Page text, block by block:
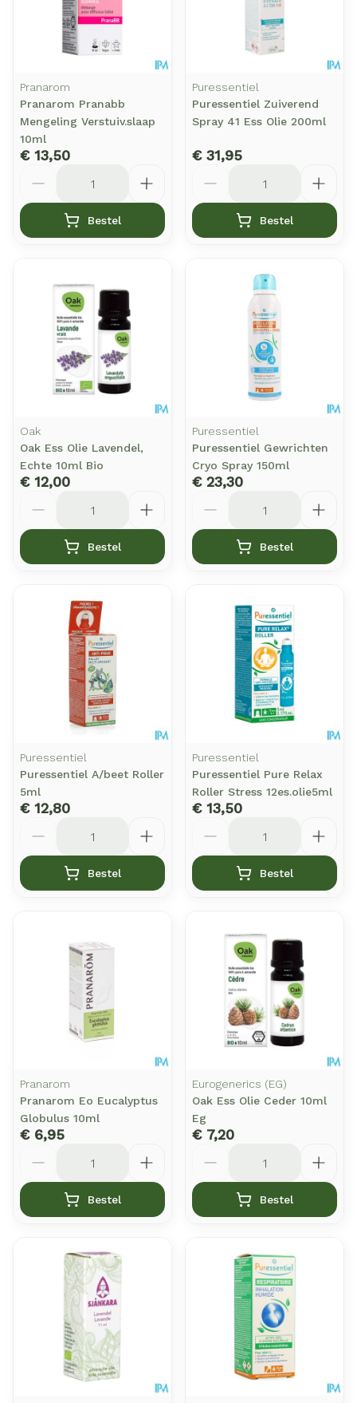
Pranarom
Pranarom Pranabb
Mengeling Verstuiv.slaap
10ml
€ 13,50
Bestel
Puressentiel
Puressentiel Zuiverend
Spray 41 Ess Olie 200ml
€ 31,95
Bestel
Oak
Oak Ess Olie Lavendel,
Echte 10ml Bio
€ 12,00
Bestel
Puressentiel
Puressentiel Gewrichten
Cryo Spray 150ml
€ 23,30
Bestel
Puressentiel
Puressentiel A/beet Roller
5ml
€ 12,80
Bestel
Puressentiel
Puressentiel Pure Relax
Roller Stress 12es.olie5ml
€ 13,50
Bestel
Pranarom
Pranarom Eo Eucalyptus
Globulus 10ml
€ 6,95
Bestel
Eurogenerics (EG)
Oak Ess Olie Ceder 10ml
Eg
€ 7,20
Bestel